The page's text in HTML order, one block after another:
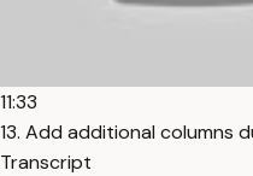
11:33
13. Add additional columns
Transcript